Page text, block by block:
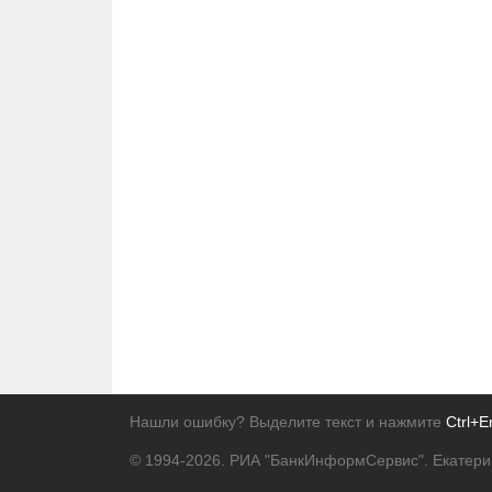
Нашли ошибку? Выделите текст и нажмите
© 1994-2026. РИА "БанкИнформСервис".